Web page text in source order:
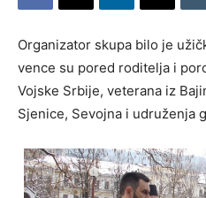
Organizator skupa bilo je
vence su pored roditelja i
Vojske Srbije, veterana iz
Sjenice, Sevojna i udruženja